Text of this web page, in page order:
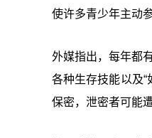
使许多青少年主动
外媒指出，每年都
各种生存技能以及
保密，泄密者可能